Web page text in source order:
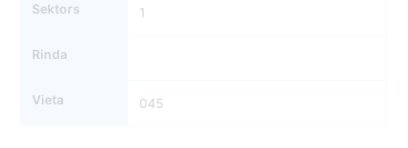
Sektors 1
Rinda
Vieta 045